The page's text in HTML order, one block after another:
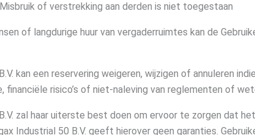
of verstrekking aan derden is niet toegestaan
of langdurige huur van vergaderruimtes kan de
kan een reservering weigeren, wijzigen of annuleren
financiële risico’s of niet-naleving van reglementen of
zal haar uiterste best doen om ervoor te zorgen dat
Industrial 50 B.V. geeft hierover geen garanties.